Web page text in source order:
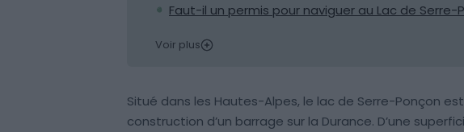
Faut-il un permis pour naviguer au Lac de Serre-
Voir plus
Situé dans les Hautes-Alpes, le lac de Serre-Ponçon
construction d’un barrage sur la Durance. D’une